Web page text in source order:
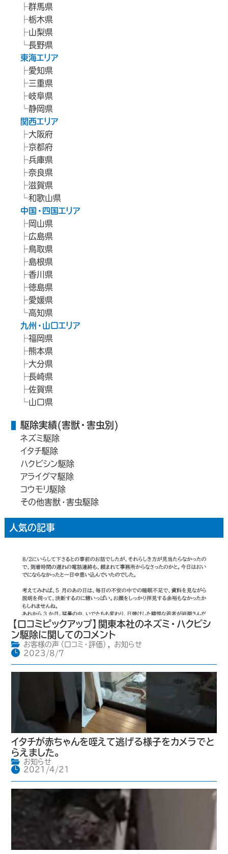
群馬県
栃木県
山梨県
長野県
東海エリア
愛知県
三重県
岐阜県
静岡県
関西エリア
大阪府
京都府
兵庫県
奈良県
滋賀県
和歌山県
中国・四国エリア
岡山県
広島県
鳥取県
島根県
香川県
徳島県
愛媛県
高知県
九州・山口エリア
福岡県
熊本県
大分県
長崎県
佐賀県
山口県
駆除実績(害獣・害虫別)
ネズミ駆除
イタチ駆除
ハクビシン駆除
アライグマ駆除
コウモリ駆除
その他害獣・害虫駆除
人気の記事
【口コミピックアップ】関東本社のネズミ・ハクビシ
ン駆除に関してのコメント
お客様の声（口コミ・評価） ,
お知らせ
2023/8/7
イタチが赤ちゃんを咥えて逃げる様子をカメラでと
らえました。
お知らせ
2021/4/21